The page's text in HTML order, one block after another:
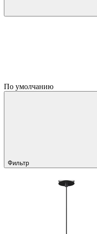
По умолчанию
Фильтр